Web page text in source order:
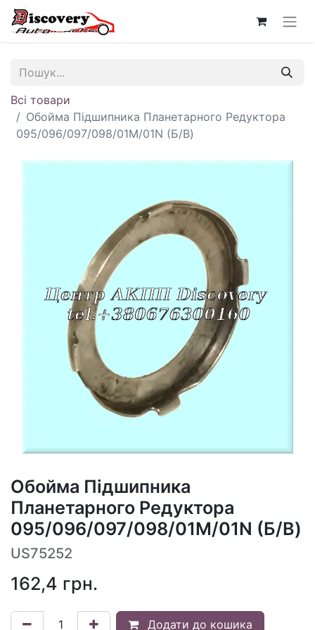
Всі товари
Обойма Підшипника Планетарного Редуктора
095/096/097/098/01M/01N (Б/В)
Обойма Підшипника
Планетарного Редуктора
095/096/097/098/01M/01N (Б/В)
US75252
162,4 грн.
Додати до кошика